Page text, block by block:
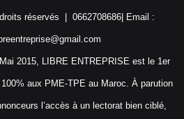
réservés | 0662708686| Email :
2015, LIBRE ENTREPRISE est le 1er
aux PME-TPE au Maroc. À parution
l’accès à un lectorat bien ciblé,